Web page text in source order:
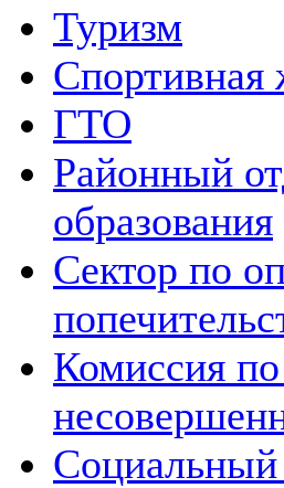
Туризм
Спортивная
ГТО
Районный
образования
Сектор по
Комиссия